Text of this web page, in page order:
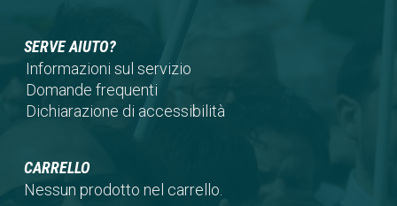
tab)
new
tab)
SERVE AIUTO?
Informazioni sul servizio
Domande frequenti
Dichiarazione di accessibilità
CARRELLO
Nessun prodotto nel carrello.